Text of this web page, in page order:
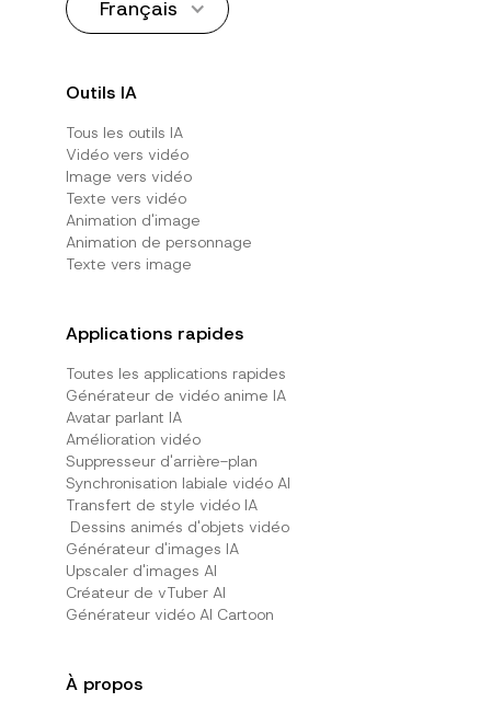
Français
Outils IA
Tous les outils IA
Vidéo vers vidéo
Image vers vidéo
Texte vers vidéo
Animation d'image
Animation de personnage
Texte vers image
Applications rapides
Toutes les applications rapides
Générateur de vidéo anime IA
Avatar parlant IA
Amélioration vidéo
Suppresseur d'arrière-plan
Synchronisation labiale vidéo AI
Transfert de style vidéo IA
Dessins animés d'objets vidéo
Générateur d'images IA
Upscaler d'images AI
Créateur de vTuber AI
Générateur vidéo AI Cartoon
À propos